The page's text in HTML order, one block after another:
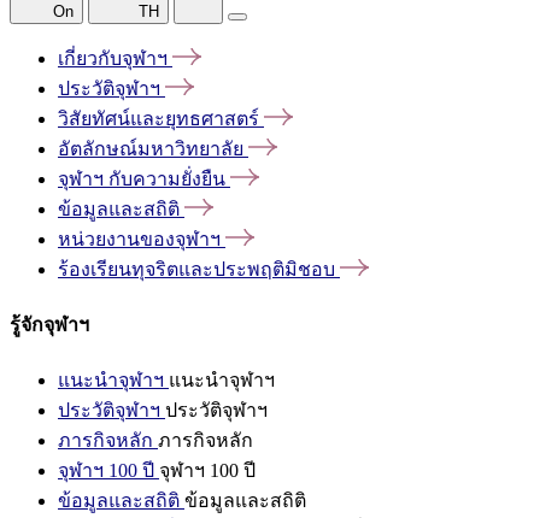
On TH
เกี่ยวกับจุฬาฯ
ประวัติจุฬาฯ
วิสัยทัศน์และยุทธศาสตร์
อัตลักษณ์มหาวิทยาลัย
จุฬาฯ กับความยั่งยืน
ข้อมูลและสถิติ
หน่วยงานของจุฬาฯ
ร้องเรียนทุจริตและประพฤติมิชอบ
รู้จักจุฬาฯ
แนะนำจุฬาฯ แนะนำจุฬาฯ
ประวัติจุฬาฯ ประวัติจุฬาฯ
ภารกิจหลัก ภารกิจหลัก
จุฬาฯ 100 ปี จุฬาฯ 100 ปี
ข้อมูลและสถิติ ข้อมูลและสถิติ